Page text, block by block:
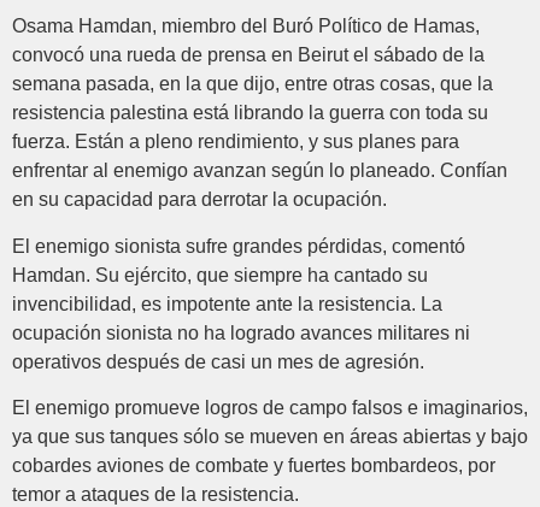
Osama Hamdan, miembro del Buró Político de Hamas,
convocó una rueda de prensa en Beirut el sábado de la
semana pasada, en la que dijo, entre otras cosas, que la
resistencia palestina está librando la guerra con toda su
fuerza. Están a pleno rendimiento, y sus planes para
enfrentar al enemigo avanzan según lo planeado. Confían
en su capacidad para derrotar la ocupación.
El enemigo sionista sufre grandes pérdidas, comentó
Hamdan. Su ejército, que siempre ha cantado su
invencibilidad, es impotente ante la resistencia. La
ocupación sionista no ha logrado avances militares ni
operativos después de casi un mes de agresión.
El enemigo promueve logros de campo falsos e imaginarios,
ya que sus tanques sólo se mueven en áreas abiertas y bajo
cobardes aviones de combate y fuertes bombardeos, por
temor a ataques de la resistencia.